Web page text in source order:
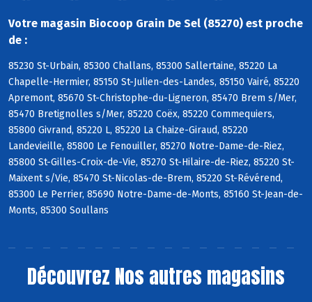
Votre magasin Biocoop Grain De Sel (85270) est proche
de :
85230 St-Urbain, 85300 Challans, 85300 Sallertaine, 85220 La
Chapelle-Hermier, 85150 St-Julien-des-Landes, 85150 Vairé, 85220
Apremont, 85670 St-Christophe-du-Ligneron, 85470 Brem s/Mer,
85470 Bretignolles s/Mer, 85220 Coëx, 85220 Commequiers,
85800 Givrand, 85220 L, 85220 La Chaize-Giraud, 85220
Landevieille, 85800 Le Fenouiller, 85270 Notre-Dame-de-Riez,
85800 St-Gilles-Croix-de-Vie, 85270 St-Hilaire-de-Riez, 85220 St-
Maixent s/Vie, 85470 St-Nicolas-de-Brem, 85220 St-Révérend,
85300 Le Perrier, 85690 Notre-Dame-de-Monts, 85160 St-Jean-de-
Monts, 85300 Soullans
Découvrez Nos autres magasins